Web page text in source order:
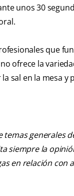
unos 30
que
ofrece la
sal en la mesa y
generales
siempre la
en relación con